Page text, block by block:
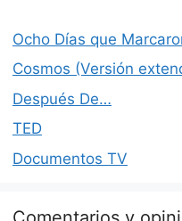
Ocho Días que
Cosmos (Versión
Después De…
TED
Documentos TV